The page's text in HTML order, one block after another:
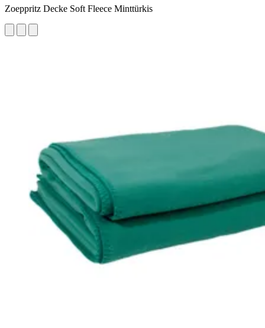
Zoeppritz Decke Soft Fleece Minttürkis